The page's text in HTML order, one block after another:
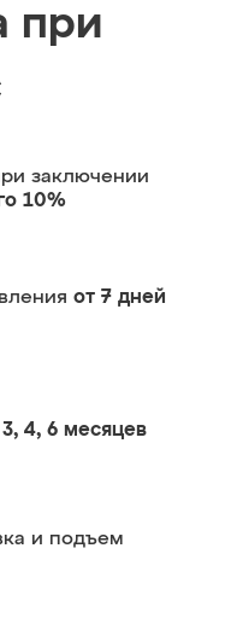
при
заключении
10%
от 7 дней
4, 6 месяцев
и подъем